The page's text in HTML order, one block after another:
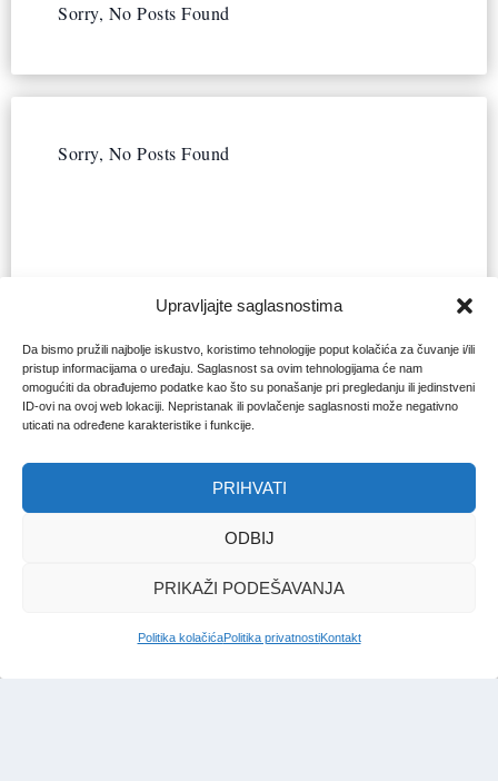
Upravljajte saglasnostima
Da bismo pružili najbolje iskustvo, koristimo tehnologije poput kolačića za čuvanje i/ili
pristup informacijama o uređaju. Saglasnost sa ovim tehnologijama će nam
omogućiti da obrađujemo podatke kao što su ponašanje pri pregledanju ili jedinstveni
ID-ovi na ovoj web lokaciji. Nepristanak ili povlačenje saglasnosti može negativno
uticati na određene karakteristike i funkcije.
PRIHVATI
ODBIJ
PRIKAŽI PODEŠAVANJA
Politika kolačićaPolitika privatnostiKontakt
Sorry, No Posts Found
Sorry, No Posts Found